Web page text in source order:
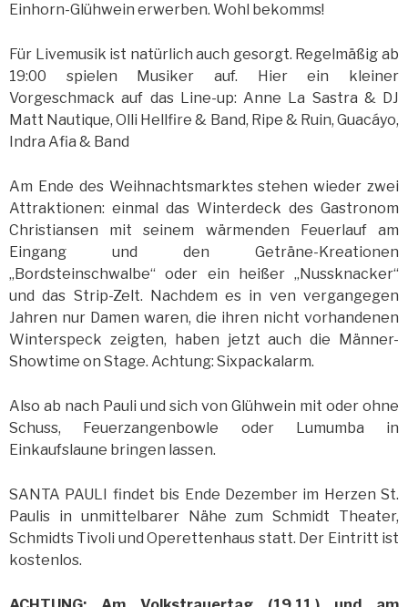
Einhorn-Glühwein erwerben. Wohl bekomms!
Für Livemusik ist natürlich auch gesorgt. Regelmäßig ab
19:00 spielen Musiker auf. Hier ein kleiner
Vorgeschmack auf das Line-up: Anne La Sastra & DJ
Matt Nautique, Olli Hellfire & Band, Ripe & Ruin, Guacáyo,
Indra Afia & Band
Am Ende des Weihnachtsmarktes stehen wieder zwei
Attraktionen: einmal das Winterdeck des Gastronom
Christiansen mit seinem wärmenden Feuerlauf am
Eingang und den Geträne-Kreationen
„Bordsteinschwalbe“ oder ein heißer „Nussknacker“
und das Strip-Zelt. Nachdem es in ven vergangegen
Jahren nur Damen waren, die ihren nicht vorhandenen
Winterspeck zeigten, haben jetzt auch die Männer-
Showtime on Stage. Achtung: Sixpackalarm.
Also ab nach Pauli und sich von Glühwein mit oder ohne
Schuss, Feuerzangenbowle oder Lumumba in
Einkaufslaune bringen lassen.
SANTA PAULI findet bis Ende Dezember im Herzen St.
Paulis in unmittelbarer Nähe zum Schmidt Theater,
Schmidts Tivoli und Operettenhaus statt. Der Eintritt ist
kostenlos.